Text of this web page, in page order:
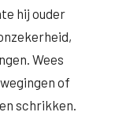
hij ouder
Wees
of
schrikken.